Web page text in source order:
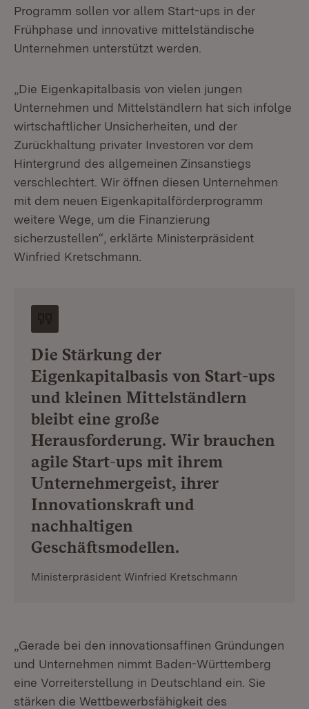
Programm sollen vor allem Start-ups in der
Frühphase und innovative mittelständische
Unternehmen unterstützt werden.
„Die Eigenkapitalbasis von vielen jungen
Unternehmen und Mittelständlern hat sich infolge
wirtschaftlicher Unsicherheiten, und der
Zurückhaltung privater Investoren vor dem
Hintergrund des allgemeinen Zinsanstiegs
verschlechtert. Wir öffnen diesen Unternehmen
mit dem neuen Eigenkapitalförderprogramm
weitere Wege, um die Finanzierung
sicherzustellen“, erklärte Ministerpräsident
Winfried Kretschmann.
Die Stärkung der
Eigenkapitalbasis von Start-ups
und kleinen Mittelständlern
bleibt eine große
Herausforderung. Wir brauchen
agile Start-ups mit ihrem
Unternehmergeist, ihrer
Innovationskraft und
nachhaltigen
Geschäftsmodellen.
Ministerpräsident Winfried Kretschmann
„Gerade bei den innovationsaffinen Gründungen
und Unternehmen nimmt Baden-Württemberg
eine Vorreiterstellung in Deutschland ein. Sie
stärken die Wettbewerbsfähigkeit des